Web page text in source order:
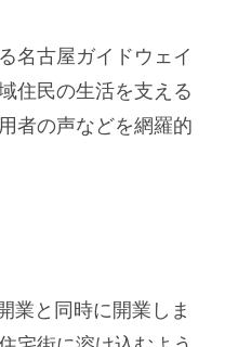
名古屋ガイドウェイ
住民の生活を支える
者の声などを網羅的
業と同時に開業しま